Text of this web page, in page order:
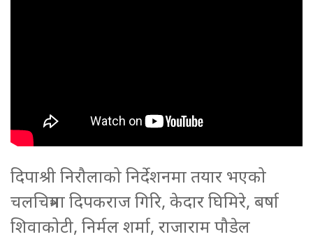
दिपाश्री निरौलाको निर्देशनमा तयार भएको
चलचित्रमा दिपकराज गिरि, केदार घिमिरे, बर्षा
शिवाकोटी, निर्मल शर्मा, राजाराम पौडेल